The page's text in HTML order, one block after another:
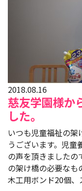
2018.08.16
慈友学園様か
した。
いつも児童福祉の架
うございます。児
の声を頂きましたの
の架け橋の必要なも
木工用ボンド20個